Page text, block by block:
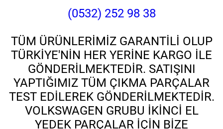
(0532) 252 98 38
TÜM ÜRÜNLERİMİZ GARANTİLİ OLUP
TÜRKİYE'NİN HER YERİNE KARGO İLE
GÖNDERİLMEKTEDİR. SATIŞINI
YAPTIĞIMIZ TÜM ÇIKMA PARÇALAR
TEST EDİLEREK GÖNDERİLMEKTEDİR.
VOLKSWAGEN GRUBU İKİNCİ EL
YEDEK PARÇALAR İÇİN BİZE